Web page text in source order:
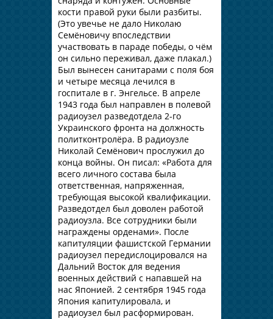
кости правой руки были разбиты.
(Это увечье не дало Николаю
Семёновичу впоследствии
участвовать в параде победы, о чём
он сильно переживал, даже плакал.)
Был вынесен санитарами с поля боя
и четыре месяца лечился в
госпитале в г. Энгельсе. В апреле
1943 года был направлен в полевой
радиоузел разведотдела 2-го
Украинского фронта на должность
политконтролёра. В радиоузле
Николай Семёнович прослужил до
конца войны. Он писал: «Работа для
всего личного состава была
ответственная, напряженная,
требующая высокой квалификации.
Разведотдел был доволен работой
радиоузла. Все сотрудники были
награждены орденами». После
капитуляции фашистской Германии
радиоузел передислоцировался на
Дальний Восток для ведения
военных действий с напавшей на
нас Японией. 2 сентября 1945 года
Япония капитулировала, и
радиоузел был расформирован.